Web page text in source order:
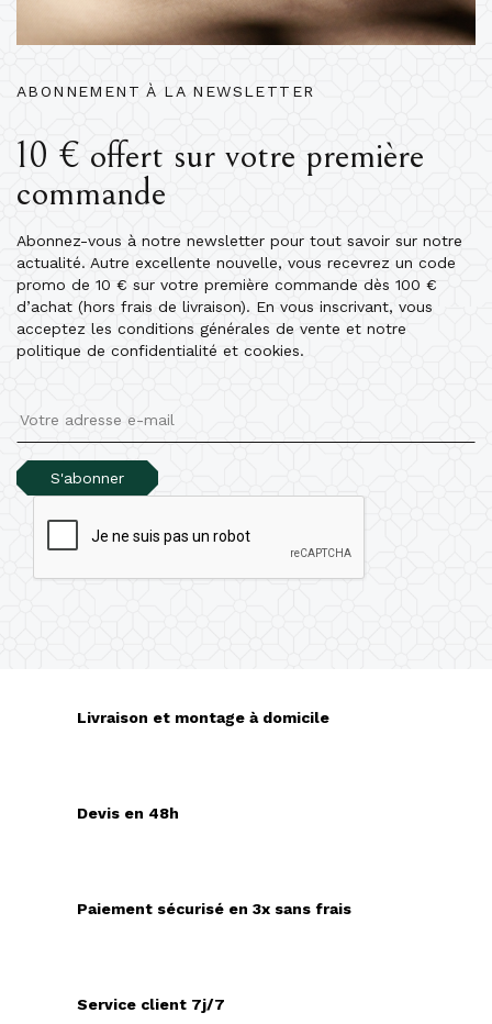
ABONNEMENT À LA NEWSLETTER
10 € offert sur votre première
commande
Abonnez-vous à notre newsletter pour tout savoir sur notre
actualité. Autre excellente nouvelle, vous recevrez un code
promo de 10 € sur votre première commande dès 100 €
d’achat (hors frais de livraison). En vous inscrivant, vous
acceptez les conditions générales de vente et notre
politique de confidentialité et cookies.
S'abonner
Livraison et montage à domicile
Devis en 48h
Paiement sécurisé en 3x sans frais
Service client 7j/7